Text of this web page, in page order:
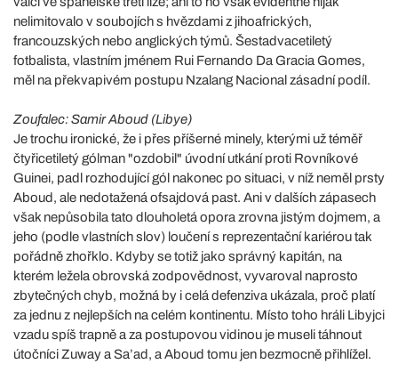
nelimitovalo v soubojích s hvězdami z jihoafrických,
francouzských nebo anglických týmů. Šestadvacetiletý
fotbalista, vlastním jménem Rui Fernando Da Gracia Gomes,
měl na překvapivém postupu Nzalang Nacional zásadní podíl.
Zoufalec: Samir Aboud (Libye)
Je trochu ironické, že i přes příšerné minely, kterými už téměř
čtyřicetiletý gólman "ozdobil" úvodní utkání proti Rovníkové
Guinei, padl rozhodující gól nakonec po situaci, v níž neměl prsty
Aboud, ale nedotažená ofsajdová past. Ani v dalších zápasech
však nepůsobila tato dlouholetá opora zrovna jistým dojmem, a
jeho (podle vlastních slov) loučení s reprezentační kariérou tak
pořádně zhořklo. Kdyby se totiž jako správný kapitán, na
kterém ležela obrovská zodpovědnost, vyvaroval naprosto
zbytečných chyb, možná by i celá defenziva ukázala, proč platí
za jednu z nejlepších na celém kontinentu. Místo toho hráli Libyjci
vzadu spíš trapně a za postupovou vidinou je museli táhnout
útočníci Zuway a Sa’ad, a Aboud tomu jen bezmocně přihlížel.